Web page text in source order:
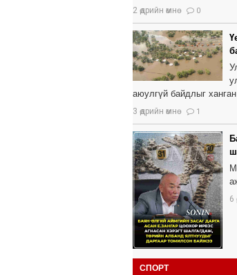
2 өдрийн өмнө 0
аюулгүй байдлыг
3 өдрийн өмнө 1
6
СПОРТ